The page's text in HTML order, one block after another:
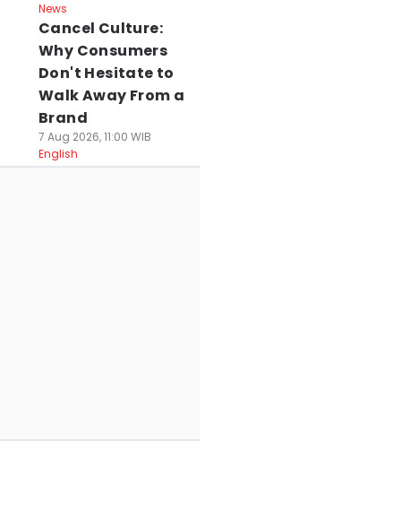
News
Cancel Culture:
Why Consumers
Don't Hesitate to
Walk Away From a
Brand
7 Aug 2026, 11:00 WIB
English